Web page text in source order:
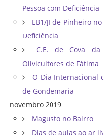
Pessoa com Deficiência
EB1/JI de Pinheiro
Deficiência
C.E. de Cova
Olivicultores de Fátima
O Dia Internacional
de Gondemaria
novembro 2019
Magusto no Bairro
Dias de aulas ao ar